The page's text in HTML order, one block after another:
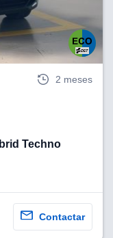
2 meses
Techno
Contactar